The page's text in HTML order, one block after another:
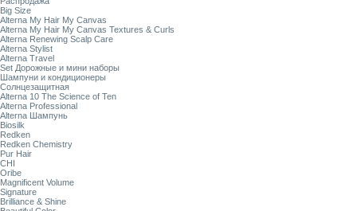
Big Size
Alterna My Hair My Canvas
Alterna My Hair My Canvas Textures & Curls
Alterna Renewing Scalp Care
Alterna Stylist
Alterna Travel
Set Дорожные и мини наборы
Шампуни и кондиционеры
Солнцезащитная
Alterna 10 The Science of Ten
Alterna Professional
Alterna Шампунь
Biosilk
Redken
Redken Chemistry
Pur Hair
CHI
Oribe
Magnificent Volume
Signature
Brilliance & Shine